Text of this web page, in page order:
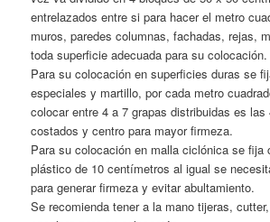
entrelazados entre si para hacer el metro
muros, paredes columnas, fachadas, rejas,
toda superficie adecuada para su colocación.
Para su colocación en superficies duras se
especiales y martillo, por cada metro
colocar entre 4 a 7 grapas distribuidas es las
costados y centro para mayor firmeza.
Para su colocación en malla ciclónica se fija
plástico de 10 centímetros al igual se
para generar firmeza y evitar abultamiento.
Se recomienda tener a la mano tijeras,